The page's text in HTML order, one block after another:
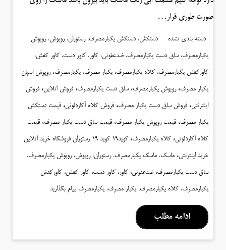
صورت طوری قرار…
دسته بندی نشده دستکش، دستکش یکبارمصرف، رستوران، روپوش، روپوش
یکبارمصرف، ساق دست یکبارمصرف، ضدعفونی، کاور، کاور دست، کاور کفش،
کاورکفش یکبارمصرف، کلاه یکبارمصرف، یکبار مصرف، یکبارمصرف،روپوش اسپان
یکبار مصرف،روپوش یکبارمصرف،ساق دست یکبارمصرف، فروش آنلاین، فروش
اینترنتی، فروش ساق دست یکبار مصرف، فروش کلاه آکاردئونی، قیمت دستکش
یکبار مصرف، قیمت روپوش یکبار مصرف، قیمت ساق دست یکبار مصرف، قیمت
کلاه آکاردئونی، کلاه یکبارمصرف، کوید19 کوید 19 رستوران فروشگاه خرید آنلاین
خرید اینترنتی، ماسک، ماسک یکبارمصرف، رستوران، روپوش، روپوش یکبارمصرف،
ساق دست یکبارمصرف، ضدعفونی، کاور، کاور دست، کاور کفش، کاورکفش
یکبارمصرف، کلاه یکبارمصرف، یکبار مصرف، یکبارمصرف پیام بگذارید
ادامه مطلب